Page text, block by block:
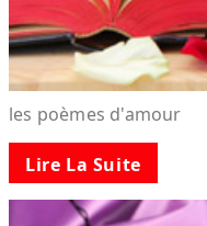
les poèmes d'amour
Lire La Suite